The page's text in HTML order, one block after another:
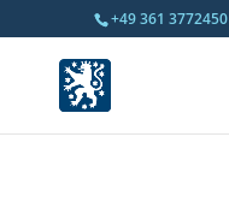
+49 361 3772450